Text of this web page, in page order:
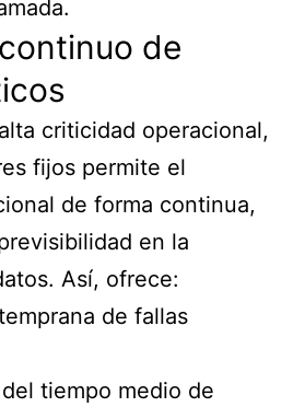
de
criticidad operacional,
fijos permite el
de forma continua,
en la
Así, ofrece:
de fallas
tiempo medio de